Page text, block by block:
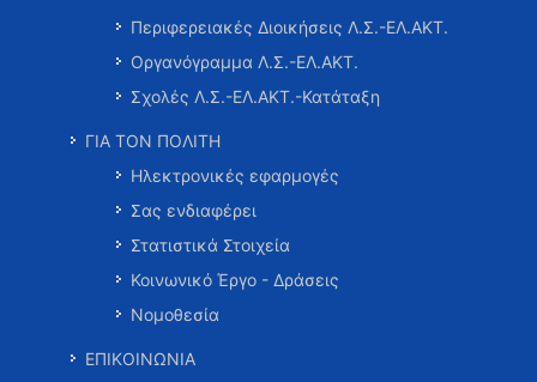
Περιφερειακές Διοικήσεις Λ.Σ.-ΕΛ.ΑΚΤ.
Οργανόγραμμα Λ.Σ.-ΕΛ.ΑΚΤ.
Σχολές Λ.Σ.-ΕΛ.ΑΚΤ.-Κατάταξη
ΓΙΑ ΤΟΝ ΠΟΛΙΤΗ
Ηλεκτρονικές εφαρμογές
Σας ενδιαφέρει
Στατιστικά Στοιχεία
Κοινωνικό Έργο - Δράσεις
Νομοθεσία
ΕΠΙΚΟΙΝΩΝΙΑ